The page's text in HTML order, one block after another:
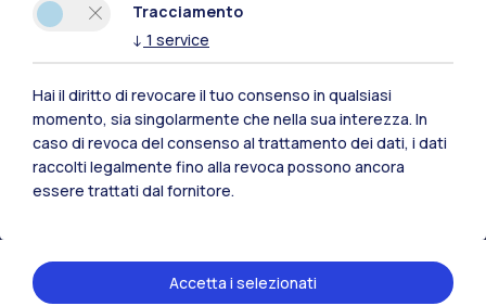
Polimi Community
Tutti i siti dell’ecosistema
Tracciamento
↓ 1 service
Hai il diritto di revocare il tuo consenso in qualsiasi
momento, sia singolarmente che nella sua interezza. In
caso di revoca del consenso al trattamento dei dati, i dati
raccolti legalmente fino alla revoca possono ancora
essere trattati dal fornitore.
Accetta i selezionati